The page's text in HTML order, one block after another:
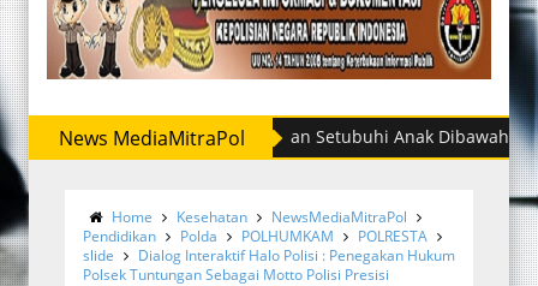
News MediaMitraPol
Sergai Ringkus Buronan Setubuhi Anak Dibawah Umur
Home Kesehatan
NewsMediaMitraPol
Pendidikan
Polda POLHUMKAM
POLRESTA
slide
Dialog Interaktif Halo Polisi : Penegakan Hukum
Polsek Tuntungan Sebagai Motto Polisi Presisi